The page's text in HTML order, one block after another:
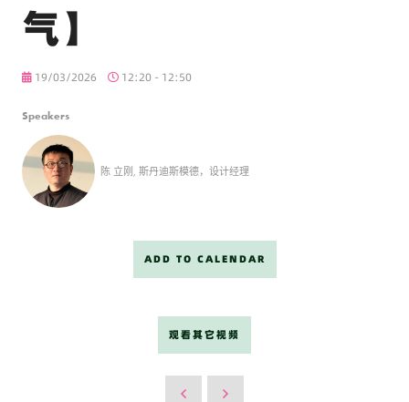
气】
19/03/2026 12:20 - 12:50
Speakers
陈 立刚, 斯丹迪斯模德，设计经理
ADD TO CALENDAR
观看其它视频